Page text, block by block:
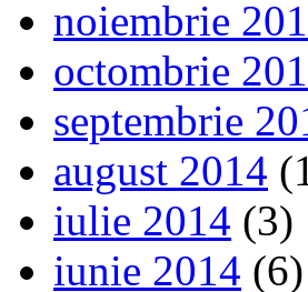
noiembrie
octombrie
septembrie
august 2014
iulie 2014 (3)
iunie 2014 (6)